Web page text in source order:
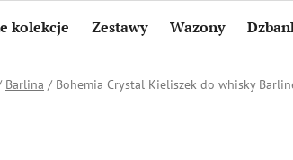
kolekcje Zestawy Wazony
Barlina / Bohemia Crystal Kieliszek do whisky